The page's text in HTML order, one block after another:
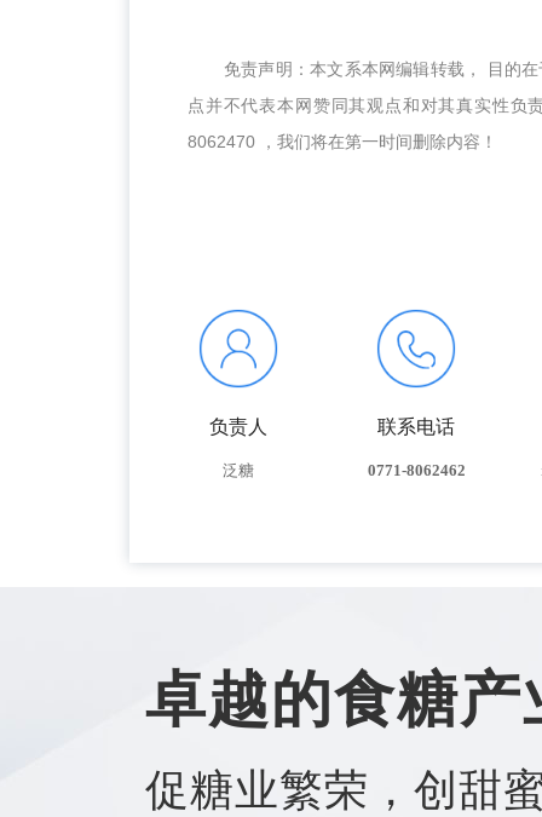
免责声明：本文系本网编辑转载， 目的
点并不代表本网赞同其观点和对其真实性负
8062470 ，我们将在第一时间删除内容！
负责人
泛糖
联系电话
0771-8062462
卓越的食糖
促糖业繁荣，创甜